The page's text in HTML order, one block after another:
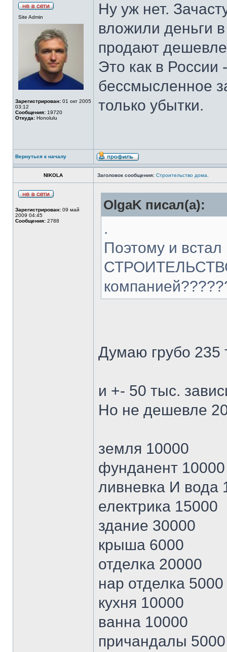
Site Admin
Зарегистрирован: 01 окт 2005
03:12
Сообщения: 19720
Откуда: Honolulu
Ну уж нет.
вложили деньги
продают
Это как в России
бессмысленное
только убытки.
Вернуться к началу
NIKOLA Заголовок сообщения: Строительство дома.
Зарегистрирован: 09 май
2009 04:45
Сообщения: 2788
OlgaK писал(а):
.
Поэтому и
Думаю грубо 235
и +- 50 тыс.
Но не дешевле
земля 10000
фунданент 10000
ливневка И вода
електрика 15000
здание 30000
крыша 6000
отделка 20000
нар отделка 5000
кухня 10000
ванна 10000
причандалы 5000